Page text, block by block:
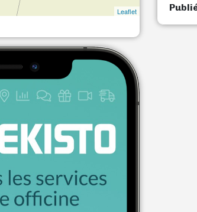
Leaflet